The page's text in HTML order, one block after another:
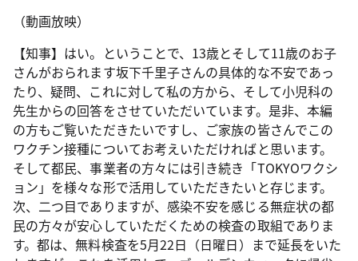
（動画放映）
【知事】はい。ということで、13歳とそして11歳のお子
さんがおられます坂下千里子さんの具体的な不安であっ
たり、疑問、これに対して私の方から、そして小児科の
先生からの回答をさせていただいています。是非、本編
の方もご覧いただきたいですし、ご家族の皆さんでこの
ワクチン接種についてお考えいただければと思います。
そして都民、事業者の方々には引き続き「TOKYOワクシ
ョン」を様々な形で活用していただきたいと存じます。
次、二つ目でありますが、感染不安を感じる無症状の都
民の方々が安心していただくための検査の取組でありま
す。都は、無料検査を5月22日（日曜日）まで延長をいた